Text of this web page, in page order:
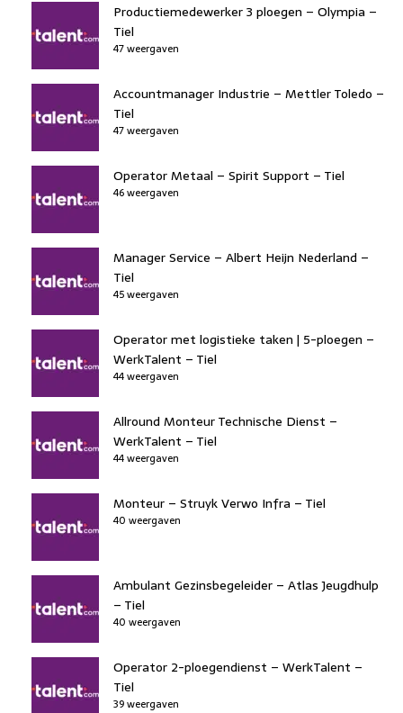
Productiemedewerker 3 ploegen – Olympia –
Tiel
47 weergaven
Accountmanager Industrie – Mettler Toledo –
Tiel
47 weergaven
Operator Metaal – Spirit Support – Tiel
46 weergaven
Manager Service – Albert Heijn Nederland –
Tiel
45 weergaven
Operator met logistieke taken | 5-ploegen –
WerkTalent – Tiel
44 weergaven
Allround Monteur Technische Dienst –
WerkTalent – Tiel
44 weergaven
Monteur – Struyk Verwo Infra – Tiel
40 weergaven
Ambulant Gezinsbegeleider – Atlas Jeugdhulp
– Tiel
40 weergaven
Operator 2-ploegendienst – WerkTalent –
Tiel
39 weergaven